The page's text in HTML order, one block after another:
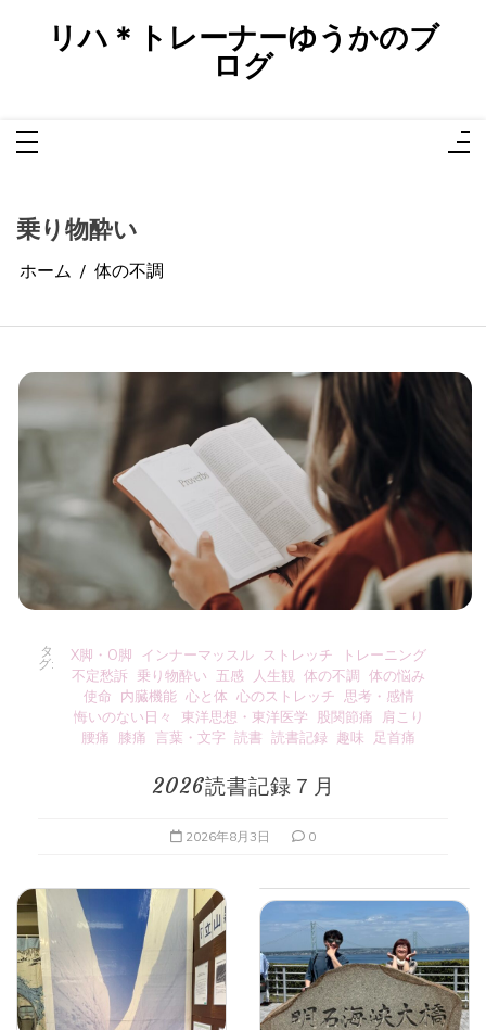
リハ＊トレーナーゆうかのブ
ログ
乗り物酔い
ホーム 体の不調
タ
グ:
X脚・O脚 インナーマッスル ストレッチ
トレーニング
不定愁訴
乗り物酔い 五感 人生観 体の不調 体の悩み
使命
内臓機能 心と体 心のストレッチ 思考・感情
悔いのない日々
東洋思想・東洋医学 股関節痛
肩こり
腰痛
膝痛 言葉・文字 読書 読書記録 趣味 足首痛
2026読書記録７月
2026年8月3日 0